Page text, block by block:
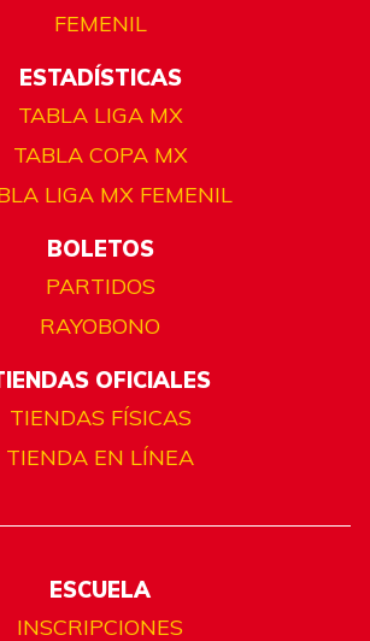
FEMENIL
ESTADÍSTICAS
TABLA LIGA MX
TABLA COPA MX
LIGA MX FEMENIL
BOLETOS
PARTIDOS
RAYOBONO
OFICIALES
TIENDAS FÍSICAS
TIENDA EN LÍNEA
ESCUELA
INSCRIPCIONES